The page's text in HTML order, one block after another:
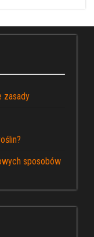
zasady
sposobów